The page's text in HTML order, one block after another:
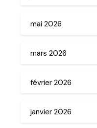
mai 2026
mars 2026
février 2026
janvier 2026